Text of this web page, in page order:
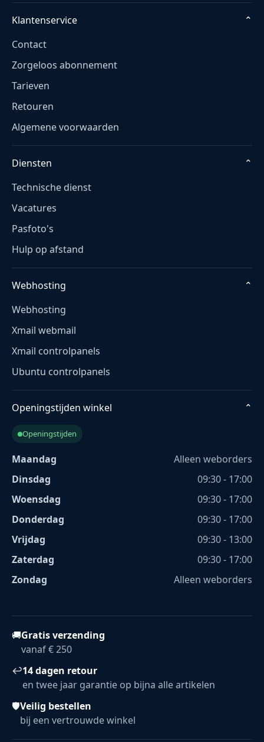
Klantenservice
⌄
Contact
Zorgeloos abonnement
Tarieven
Retouren
Algemene voorwaarden
Diensten
⌄
Technische dienst
Vacatures
Pasfoto's
Hulp op afstand
Webhosting
⌄
Webhosting
Xmail webmail
Xmail controlpanels
Ubuntu controlpanels
Openingstijden winkel ⌄
Openingstijden
Maandag
Alleen weborders
Dinsdag
09:30 - 17:00
Woensdag
09:30 - 17:00
Donderdag
09:30 - 17:00
Vrijdag
09:30 - 13:00
Zaterdag
09:30 - 17:00
Zondag
Alleen weborders
🚚Gratis verzending
vanaf € 250
↩14 dagen retour
en twee jaar garantie op bijna alle artikelen
🛡Veilig bestellen
bij een vertrouwde winkel